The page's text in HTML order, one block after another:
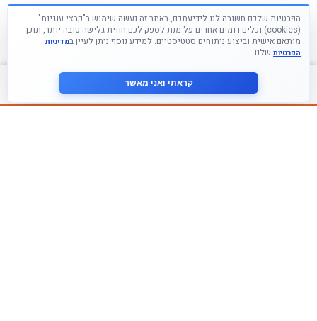
צור קשר
הפרטיות שלכם חשובה לנו לידיעתכם, באתר זה נעשה שימוש ב"קבצי עוגיות"
(cookies) וכלים דומים אחרים על מנת לספק לכם חווית גלישה טובה יותר, תוכן
מותאם אישית וביצוע ניתוחים סטטיסטיים. למידע נוסף ניתן לעיין במדיניות
הפרטיות שלנו
קראתי ואני מאשר